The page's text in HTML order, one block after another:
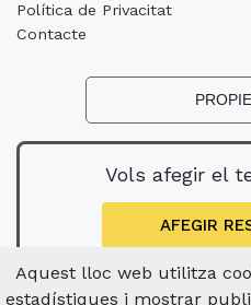
Política de Privacitat
Contacte
Vols afegir el
AFEGIR
Aquest lloc web utilitza
estadístiques i mostrar